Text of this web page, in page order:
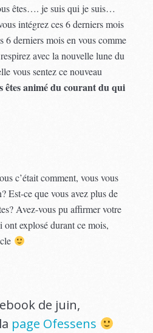
êtes…. je suis qui je suis…
intégrez ces 6 derniers mois
6 derniers mois en vous comme
avec la nouvelle lune du
vous sentez ce nouveau
êtes animé du courant du qui
c’était comment, vous vous
Est-ce que vous avez plus de
Avez-vous pu affirmer votre
explosé durant ce mois,
de juin,
page Ofessens